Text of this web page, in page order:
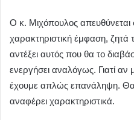
Ο κ. Μιχόπουλος απευθύνεται
χαρακτηριστική έμφαση, ζητά
αντέξει αυτός που θα το
ενεργήσει αναλόγως. Γιατί αν
έχουμε απλώς επανάληψη.
αναφέρει χαρακτηριστικά.